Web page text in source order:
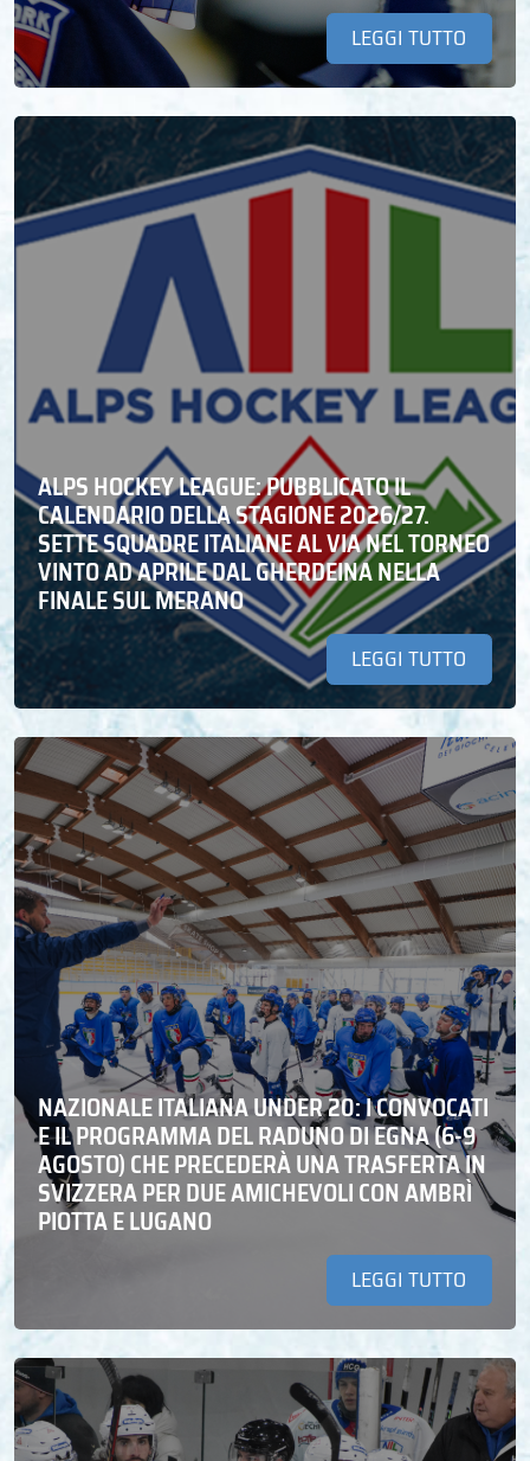
LEGGI TUTTO
ALPS HOCKEY LEAGUE: PUBBLICATO IL
CALENDARIO DELLA STAGIONE 2026/27.
SETTE SQUADRE ITALIANE AL VIA NEL TORNEO
VINTO AD APRILE DAL GHERDEINA NELLA
FINALE SUL MERANO
LEGGI TUTTO
NAZIONALE ITALIANA UNDER 20: I CONVOCATI
E IL PROGRAMMA DEL RADUNO DI EGNA (6-9
AGOSTO) CHE PRECEDERÀ UNA TRASFERTA IN
SVIZZERA PER DUE AMICHEVOLI CON AMBRÌ
PIOTTA E LUGANO
LEGGI TUTTO